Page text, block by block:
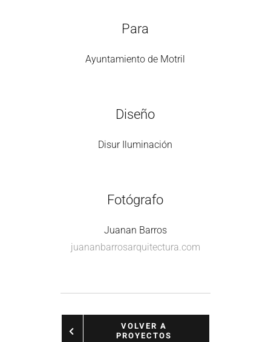
Para
Ayuntamiento de Motril
Diseño
Disur Iluminación
Fotógrafo
Juanan Barros
juananbarrosarquitectura.com
VOLVER A
PROYECTOS